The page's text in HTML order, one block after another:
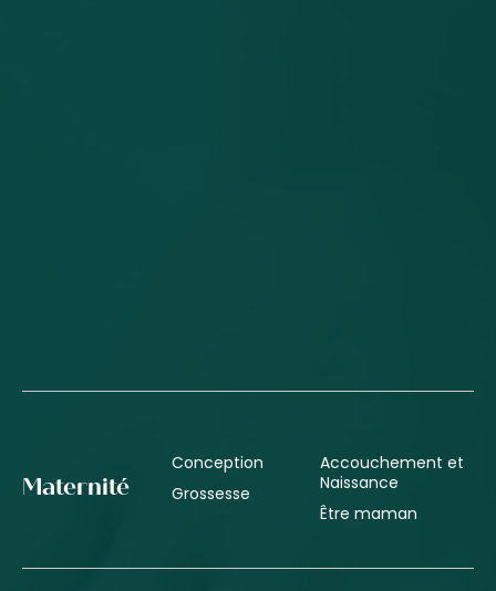
Maternité
Conception
Grossesse
Accouchement et
Naissance
Être maman